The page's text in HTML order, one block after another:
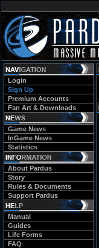
Login
Sign Up
Premium Accounts
Fan Art & Downloads
Game News
InGame News
Statistics
About Pardus
Story
Rules & Documents
Support Pardus
Manual
Guides
Life Forms
FAQ